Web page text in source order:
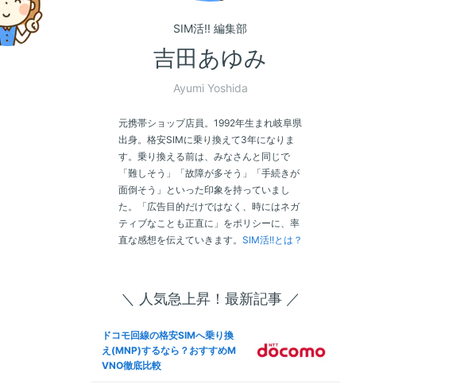
SIM活!! 編集部
吉田あゆみ
Ayumi Yoshida
元携帯ショップ店員。1992年生まれ岐阜県
出身。格安SIMに乗り換えて3年になりま
す。乗り換える前は、みなさんと同じで
「難しそう」「故障が多そう」「手続きが
面倒そう」といった印象を持っていまし
た。「広告目的だけではなく、時にはネガ
ティブなことも正直に」をポリシーに、率
直な感想を伝えていきます。 SIM活!!とは？
＼ 人気急上昇！最新記事 ／
ドコモ回線の格安SIMへ乗り換
え(MNP)するなら？おすすめM
VNO徹底比較